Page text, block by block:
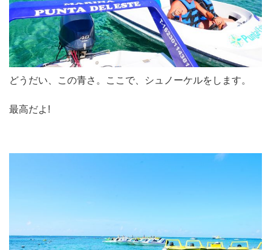
どうだい、この青さ。ここで、シュノーケルをします。
最高だよ!